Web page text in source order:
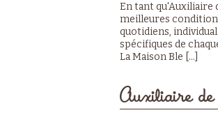
En tant qu'Auxiliaire
meilleures
quotidiens,
spécifiques de
La Maison Ble [...]
Auxiliaire